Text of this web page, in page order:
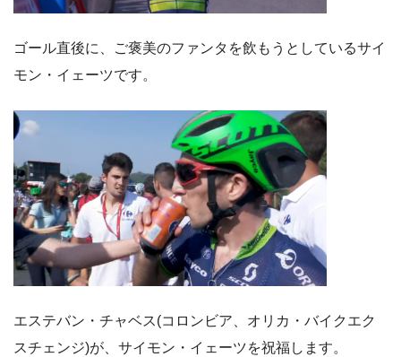
ゴール直後に、ご褒美のファンタを飲もうとしているサイ
モン・イェーツです。
エステバン・チャベス(コロンビア、オリカ・バイクエク
スチェンジ)が、サイモン・イェーツを祝福します。